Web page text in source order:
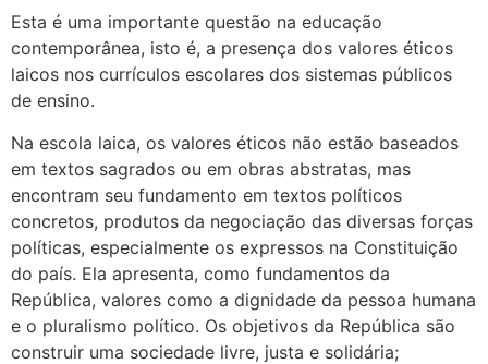
Esta é uma importante questão na educação
contemporânea, isto é, a presença dos valores éticos
laicos nos currículos escolares dos sistemas públicos
de ensino.
Na escola laica, os valores éticos não estão baseados
em textos sagrados ou em obras abstratas, mas
encontram seu fundamento em textos políticos
concretos, produtos da negociação das diversas forças
políticas, especialmente os expressos na Constituição
do país. Ela apresenta, como fundamentos da
República, valores como a dignidade da pessoa humana
e o pluralismo político. Os objetivos da República são
construir uma sociedade livre, justa e solidária;